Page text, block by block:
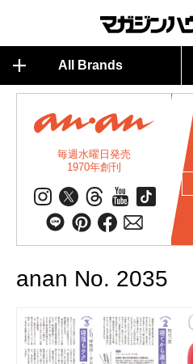
All Brands
毎週水曜日発売
1970年創刊
anan No. 2035